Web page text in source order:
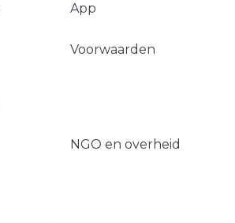
App
Voorwaarden
NGO en overheid